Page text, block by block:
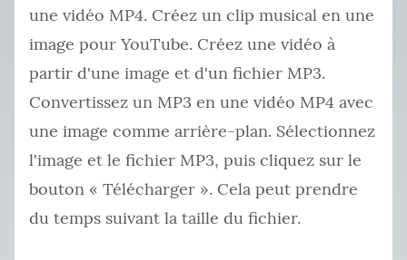
une vidéo MP4. Créez un clip musical en une
image pour YouTube. Créez une vidéo à
partir d'une image et d'un fichier MP3.
Convertissez un MP3 en une vidéo MP4 avec
une image comme arrière-plan. Sélectionnez
l'image et le fichier MP3, puis cliquez sur le
bouton « Télécharger ». Cela peut prendre
du temps suivant la taille du fichier.